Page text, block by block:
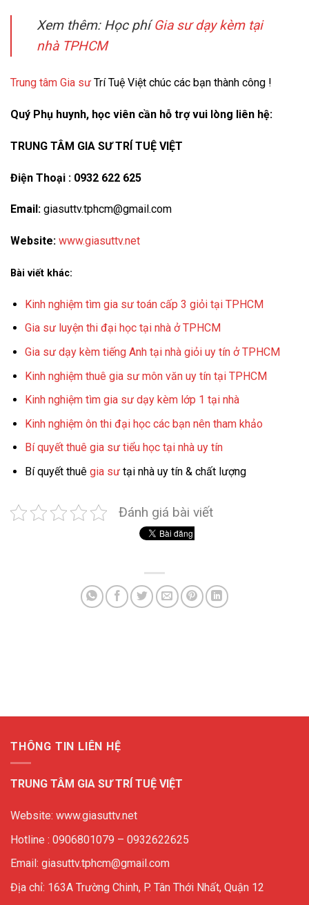
Xem thêm: Học phíGia sư dạy kèm tại
nhà TPHCM
Trung tâm Gia sư Trí Tuệ Việt chúc các bạn thành công !
Quý Phụ huynh, học viên cần hỗ trợ vui lòng liên hệ:
TRUNG TÂM GIA SƯ TRÍ TUỆ VIỆT
Điện Thoại : 0932 622 625
Email: giasuttv.tphcm@gmail.com
Website: www.giasuttv.net
Bài viết khác:
Kinh nghiệm tìm gia sư toán cấp 3 giỏi tại TPHCM
Gia sư luyện thi đại học tại nhà ở TPHCM
Gia sư dạy kèm tiếng Anh tại nhà giỏi uy tín ở TPHCM
Kinh nghiệm thuê gia sư môn văn uy tín tại TPHCM
Kinh nghiệm tìm gia sư dạy kèm lớp 1 tại nhà
Kinh nghiệm ôn thi đại học các bạn nên tham khảo
Bí quyết thuê gia sư tiểu học tại nhà uy tín
Bí quyết thuê gia sưtại nhà uy tín & chất lượng
Đánh giá bài viết
THÔNG TIN LIÊN HỆ
TRUNG TÂM GIA SƯ TRÍ TUỆ VIỆT
Website: www.giasuttv.net
Hotline : 0906801079 – 0932622625
Email: giasuttv.tphcm@gmail.com
Địa chỉ: 163A Trường Chinh, P. Tân Thới Nhất, Quận 12